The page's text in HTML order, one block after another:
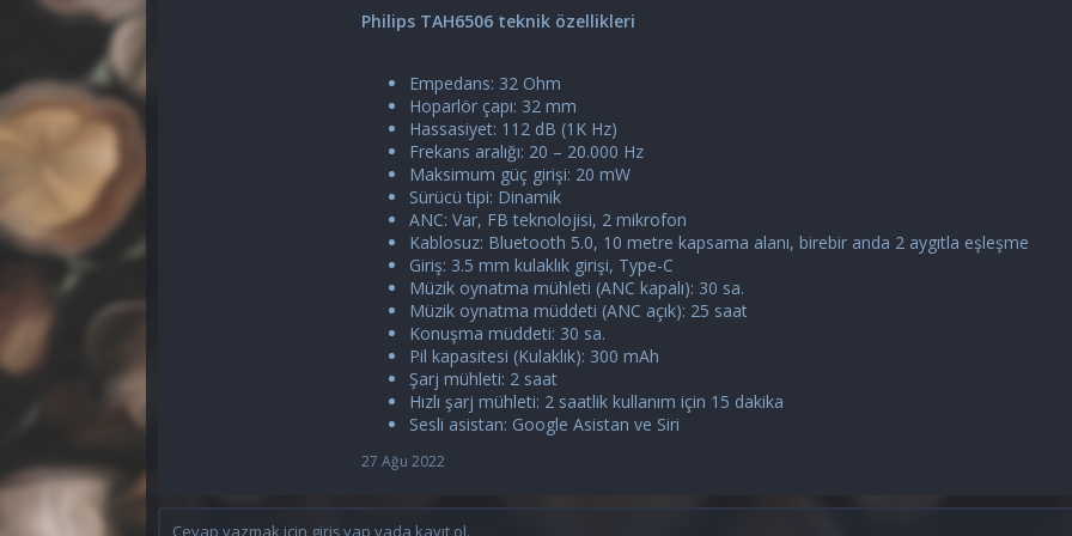
Philips TAH6506 teknik özellikleri
Empedans: 32 Ohm
Hoparlör çapı: 32 mm
Hassasiyet: 112 dB (1K Hz)
Frekans aralığı: 20 – 20.000 Hz
Maksimum güç girişi: 20 mW
Sürücü tipi: Dinamik
ANC: Var, FB teknolojisi, 2 mikrofon
Kablosuz: Bluetooth 5.0, 10 metre kapsama alanı, birebir anda 2 aygıtla eşleşme
Giriş: 3.5 mm kulaklık girişi, Type-C
Müzik oynatma mühleti (ANC kapalı): 30 sa.
Müzik oynatma müddeti (ANC açık): 25 saat
Konuşma müddeti: 30 sa.
Pil kapasitesi (Kulaklık): 300 mAh
Şarj mühleti: 2 saat
Hızlı şarj mühleti: 2 saatlik kullanım için 15 dakika
Sesli asistan: Google Asistan ve Siri
27 Ağu 2022
Cevap yazmak için giriş yap yada kayıt ol.